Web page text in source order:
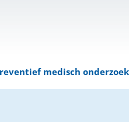
medisch onderzoek